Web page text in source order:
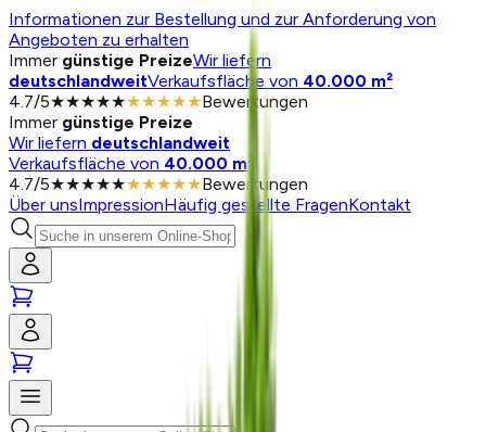
Informationen zur Bestellung und zur Anforderung von
Angeboten zu erhalten
Immer günstige PreizeWir liefern
deutschlandweitVerkaufsfläche von 40.000 m²
4.7/5★★★★★★★★★★Bewertungen
Immer günstige Preize
Wir liefern deutschlandweit
Verkaufsfläche von 40.000 m²
4.7/5★★★★★★★★★★Bewertungen
Über unsImpressionHäufig gestellte FragenKontakt